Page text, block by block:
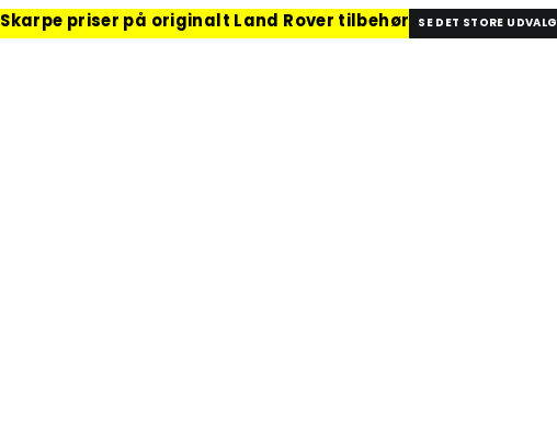
Skarpe priser på originalt Land Rover tilbehør SE DET STORE UDVALG